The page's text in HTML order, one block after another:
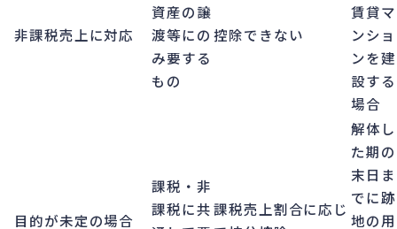
非課税売上に対応
資産の譲
渡等にの
み要する
もの
控除できない
賃貸マ
ンショ
ンを建
設する
場合
目的が未定の場合
課税・非
課税に共課税売上割合に応じ
解体し
た期の
末日ま
でに跡
地の用